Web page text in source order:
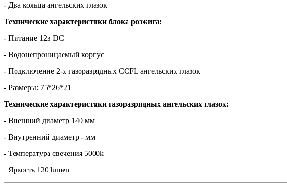
- Два кольца ангельских глазок
Технические характеристики блока розжига:
- Питание 12в DC
- Водонепроницаемый корпус
- Подключение 2-х газоразрядных CCFL ангельских глазок
- Размеры: 75*26*21
Технические характеристики газоразрядных ангельских глазок:
- Внешний диаметр 140 мм
- Внутренний диаметр - мм
- Температура свечения 5000k
- Яркость 120 lumen